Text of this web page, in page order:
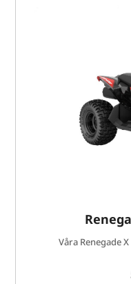
Våra Renegade